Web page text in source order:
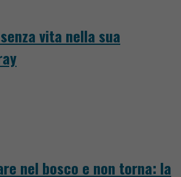
vita nella sua
nel bosco e non torna: la